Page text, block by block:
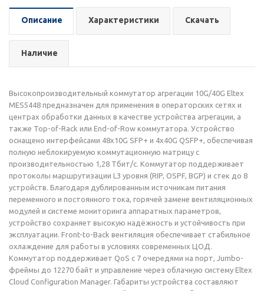
Описание Характеристики Скачать
Наличие
Высокопроизводительный коммутатор агрегации 10G/40G Eltex
MES5448 предназначен для применения в операторских сетях и
центрах обработки данных в качестве устройства агрегации, а
также Top-of-Rack или End-of-Row коммутатора. Устройство
оснащено интерфейсами 48x10G SFP+ и 4x40G QSFP+, обеспечивая
полную неблокируемую коммутационную матрицу с
производительностью 1,28 Тбит/с. Коммутатор поддерживает
протоколы маршрутизации L3 уровня (RIP, OSPF, BGP) и стек до 8
устройств. Благодаря дублированным источникам питания
переменного и постоянного тока, горячей замене вентиляционных
модулей и системе мониторинга аппаратных параметров,
устройство сохраняет высокую надёжность и устойчивость при
эксплуатации. Front-to-Back вентиляция обеспечивает стабильное
охлаждение для работы в условиях современных ЦОД.
Коммутатор поддерживает QoS с 7 очередями на порт, Jumbo-
фреймы до 12270 байт и управление через облачную систему Eltex
Cloud Configuration Manager. Габариты устройства составляют